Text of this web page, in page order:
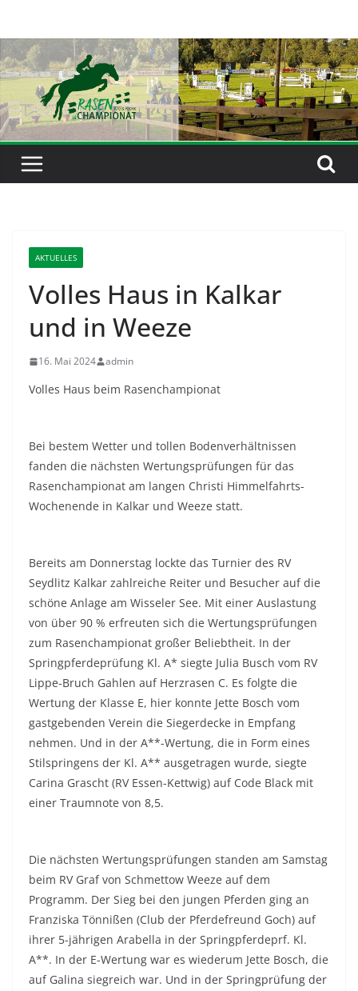
springen
AKTUELLES
Volles Haus in Kalkar
und in Weeze
16. Mai 2024 admin
Volles Haus beim Rasenchampionat
Bei bestem Wetter und tollen Bodenverhältnissen
fanden die nächsten Wertungsprüfungen für das
Rasenchampionat am langen Christi Himmelfahrts-
Wochenende in Kalkar und Weeze statt.
Bereits am Donnerstag lockte das Turnier des RV
Seydlitz Kalkar zahlreiche Reiter und Besucher auf die
schöne Anlage am Wisseler See. Mit einer Auslastung
von über 90 % erfreuten sich die Wertungsprüfungen
zum Rasenchampionat großer Beliebtheit. In der
Springpferdeprüfung Kl. A* siegte Julia Busch vom RV
Lippe-Bruch Gahlen auf Herzrasen C. Es folgte die
Wertung der Klasse E, hier konnte Jette Bosch vom
gastgebenden Verein die Siegerdecke in Empfang
nehmen. Und in der A**-Wertung, die in Form eines
Stilspringens der Kl. A** ausgetragen wurde, siegte
Carina Grascht (RV Essen-Kettwig) auf Code Black mit
einer Traumnote von 8,5.
Die nächsten Wertungsprüfungen standen am Samstag
beim RV Graf von Schmettow Weeze auf dem
Programm. Der Sieg bei den jungen Pferden ging an
Franziska Tönnißen (Club der Pferdefreund Goch) auf
ihrer 5-jährigen Arabella in der Springpferdeprf. Kl.
A**. In der E-Wertung war es wiederum Jette Bosch, die
auf Galina siegreich war. Und in der Springprüfung der